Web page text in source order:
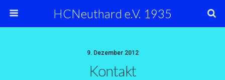
HCNeuthard e.V. 1935
9. Dezember 2012
Kontakt